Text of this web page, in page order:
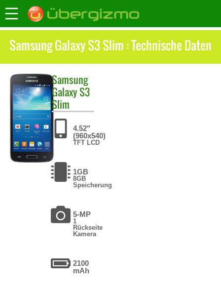
Samsung Galaxy S3 Slim : Technische Daten
Samsung
Galaxy S3
Slim
4.52"
(960x540)
TFT LCD
1GB
8GB
Speicherung
5-MP
1
Rückseite
Kamera
2100
mAh